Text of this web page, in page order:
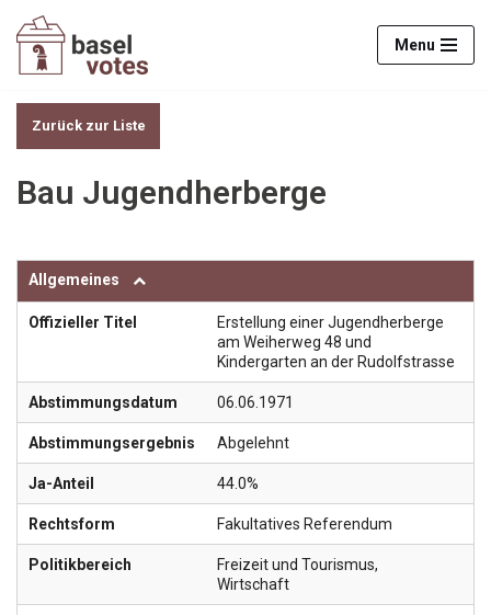
Zum
Menu
Zurück zur Liste
Bau Jugendherberge
Allgemeines
Offizieller Titel
Erstellung einer Jugendherberge
am Weiherweg 48 und
Kindergarten an der Rudolfstrasse
Abstimmungsdatum 06.06.1971
Abstimmungsergebnis Abgelehnt
Ja-Anteil 44.0%
Rechtsform Fakultatives Referendum
Politikbereich Freizeit und Tourismus,
Wirtschaft